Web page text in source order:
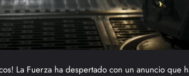
La Fuerza ha despertado con un anuncio que